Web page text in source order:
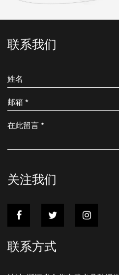
联系我们
关注我们
联系方式